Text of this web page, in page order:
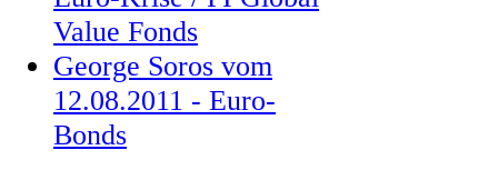
Value Fonds
George Soros vom
12.08.2011 - Euro-
Bonds